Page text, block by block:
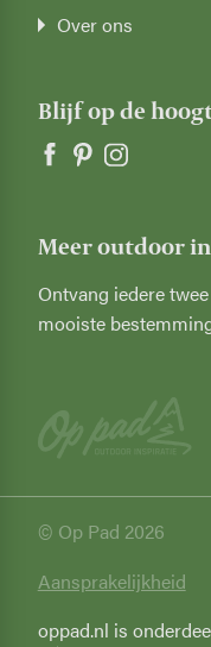
Over ons
Blijf op de
Meer outdoor
Ontvang iedere
mooiste
© Op Pad 2026
Privacy
Aansprakelijkheid
oppad.nl is